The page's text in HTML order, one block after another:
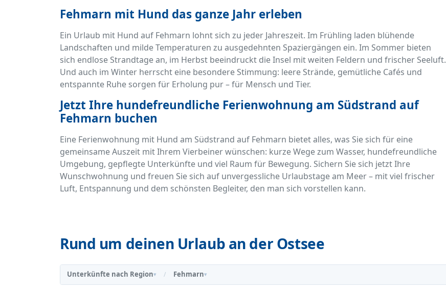
Fehmarn mit Hund das ganze Jahr erleben
Ein Urlaub mit Hund auf Fehmarn lohnt sich zu jeder Jahreszeit. Im Frühling laden blühende
Landschaften und milde Temperaturen zu ausgedehnten Spaziergängen ein. Im Sommer bieten
sich endlose Strandtage an, im Herbst beeindruckt die Insel mit weiten Feldern und frischer Seeluft.
Und auch im Winter herrscht eine besondere Stimmung: leere Strände, gemütliche Cafés und
entspannte Ruhe sorgen für Erholung pur – für Mensch und Tier.
Jetzt Ihre hundefreundliche Ferienwohnung am Südstrand auf
Fehmarn buchen
Eine Ferienwohnung mit Hund am Südstrand auf Fehmarn bietet alles, was Sie sich für eine
gemeinsame Auszeit mit Ihrem Vierbeiner wünschen: kurze Wege zum Wasser, hundefreundliche
Umgebung, gepflegte Unterkünfte und viel Raum für Bewegung. Sichern Sie sich jetzt Ihre
Wunschwohnung und freuen Sie sich auf unvergessliche Urlaubstage am Meer – mit viel frischer
Luft, Entspannung und dem schönsten Begleiter, den man sich vorstellen kann.
Rund um deinen Urlaub an der Ostsee
Unterkünfte nach Region▾ / Fehmarn▾